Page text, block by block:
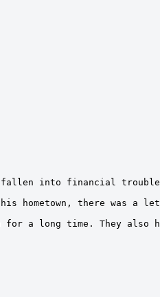
into financial
hometown, there was
long time. They also